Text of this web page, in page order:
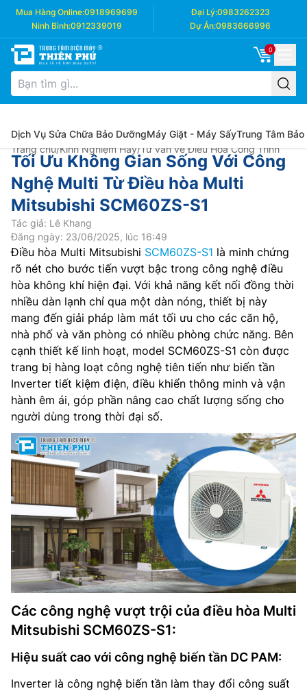
Mua Hàng Online:0918969699 Đại Lý:0983262323
Ninh Bình:0912339019 Dự Án:0983666996
0
Dịch Vụ Sửa Chữa Bảo DưỡngMáy Giặt - Máy SấyTrung Tâm Bảo
Trang chủ/Kinh Nghiệm Hay/Tư vấn về Điều Hòa Công Trình
Tối Ưu Không Gian Sống Với Công
Nghệ Multi Từ Điều hòa Multi
Mitsubishi SCM60ZS-S1
Tác giả: Lê Khang
Đăng ngày: 23/06/2025, lúc 16:49
Điều hòa Multi Mitsubishi SCM60ZS-S1 là minh chứng
rõ nét cho bước tiến vượt bậc trong công nghệ điều
hòa không khí hiện đại. Với khả năng kết nối đồng thời
nhiều dàn lạnh chỉ qua một dàn nóng, thiết bị này
mang đến giải pháp làm mát tối ưu cho các căn hộ,
nhà phố và văn phòng có nhiều phòng chức năng. Bên
cạnh thiết kế linh hoạt, model SCM60ZS-S1 còn được
trang bị hàng loạt công nghệ tiên tiến như biến tần
Inverter tiết kiệm điện, điều khiển thông minh và vận
hành êm ái, góp phần nâng cao chất lượng sống cho
người dùng trong thời đại số.
Các công nghệ vượt trội của điều hòa Multi
Mitsubishi SCM60ZS-S1:
Hiệu suất cao với công nghệ biến tần DC PAM:
Inverter là công nghệ biến tần làm thay đổi công suất